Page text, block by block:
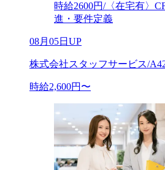
時給2600円/〈在宅有〉
進・要件定義
08月05日UP
株式会社スタッフサービス/
時給2,600円〜